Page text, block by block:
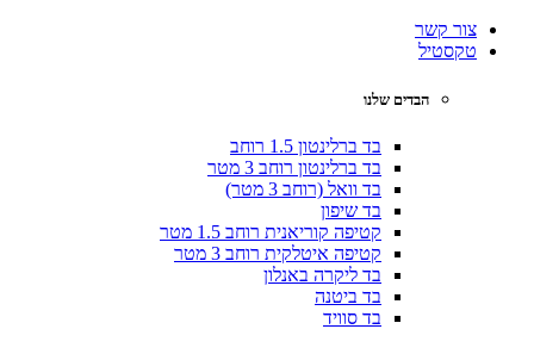
צור קשר
טקסטיל
הבדים שלנו
בד ברלינטון 1.5 רוחב
בד ברלינטון רוחב 3 מטר
בד וואל (רוחב 3 מטר)
בד שיפון
קטיפה קוריאנית רוחב 1.5 מטר
קטיפה איטלקית רוחב 3 מטר
בד ליקרה באנלון
בד ביטנה
בד סוויד